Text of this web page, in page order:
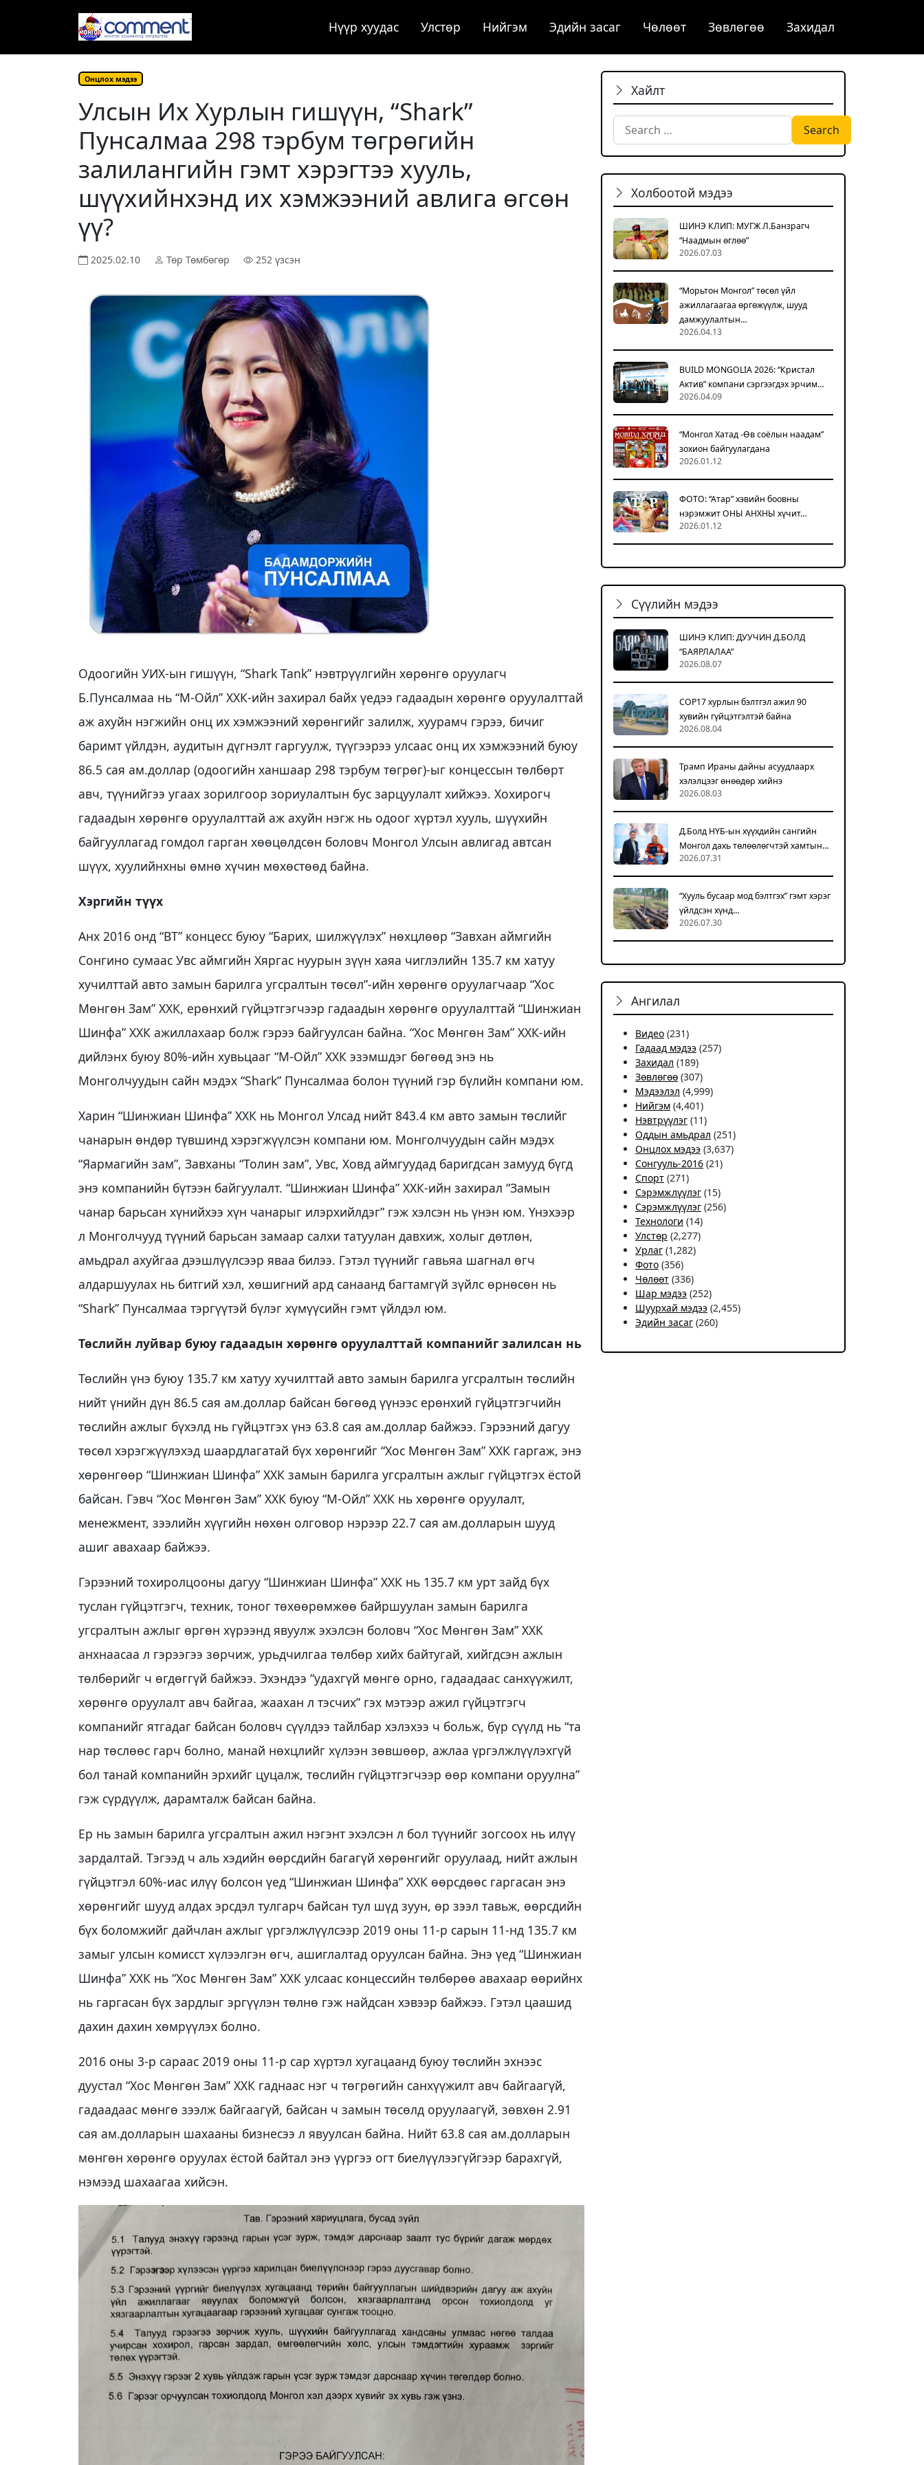
Нүүр хуудас Улстөр Нийгэм Эдийн засаг Чѳлѳѳт Зөвлөгөө Захидал
Онцлох мэдээ
Улсын Их Хурлын гишүүн, “Shark”
Пунсалмаа 298 тэрбум төгрөгийн
залилангийн гэмт хэрэгтээ хууль,
шүүхийнхэнд их хэмжээний авлига өгсөн
үү?
2025.02.10 Төр Төмбөгөр 252 үзсэн
Одоогийн УИХ-ын гишүүн, “Shark Tank” нэвтрүүлгийн хөрөнгө оруулагч
Б.Пунсалмаа нь “М-Ойл” ХХК-ийн захирал байх үедээ гадаадын хөрөнгө оруулалттай
аж ахуйн нэгжийн онц их хэмжээний хөрөнгийг залилж, хуурамч гэрээ, бичиг
баримт үйлдэн, аудитын дүгнэлт гаргуулж, түүгээрээ улсаас онц их хэмжээний буюу
86.5 сая ам.доллар (одоогийн ханшаар 298 тэрбум төгрөг)-ыг концессын төлбөрт
авч, түүнийгээ угаах зорилгоор зориулалтын бус зарцуулалт хийжээ. Хохирогч
гадаадын хөрөнгө оруулалттай аж ахуйн нэгж нь одоог хүртэл хууль, шүүхийн
байгууллагад гомдол гарган хөөцөлдсөн боловч Монгол Улсын авлигад автсан
шүүх, хуулийнхны өмнө хүчин мөхөстөөд байна.
Хэргийн түүх
Анх 2016 онд “ВТ” концесс буюу “Барих, шилжүүлэх” нөхцлөөр “Завхан аймгийн
Сонгино сумаас Увс аймгийн Хяргас нуурын зүүн хаяа чиглэлийн 135.7 км хатуу
хучилттай авто замын барилга угсралтын төсөл”-ийн хөрөнгө оруулагчаар “Хос
Мөнгөн Зам” ХХК, ерөнхий гүйцэтгэгчээр гадаадын хөрөнгө оруулалттай “Шинжиан
Шинфа” ХХК ажиллахаар болж гэрээ байгуулсан байна. “Хос Мөнгөн Зам” ХХК-ийн
дийлэнх буюу 80%-ийн хувьцааг “М-Ойл” ХХК эзэмшдэг бөгөөд энэ нь
Монголчуудын сайн мэдэх “Shark” Пунсалмаа болон түүний гэр бүлийн компани юм.
Харин “Шинжиан Шинфа” ХХК нь Монгол Улсад нийт 843.4 км авто замын төслийг
чанарын өндөр түвшинд хэрэгжүүлсэн компани юм. Монголчуудын сайн мэдэх
“Яармагийн зам”, Завханы “Толин зам”, Увс, Ховд аймгуудад баригдсан замууд бүгд
энэ компанийн бүтээн байгуулалт. “Шинжиан Шинфа” ХХК-ийн захирал “Замын
чанар барьсан хүнийхээ хүн чанарыг илэрхийлдэг” гэж хэлсэн нь үнэн юм. Үнэхээр
л Монголчууд түүний барьсан замаар салхи татуулан давхиж, холыг дөтлөн,
амьдрал ахуйгаа дээшлүүлсээр яваа билээ. Гэтэл түүнийг гавьяа шагнал өгч
алдаршуулах нь битгий хэл, хөшигний ард санаанд багтамгүй зүйлс өрнөсөн нь
“Shark” Пунсалмаа тэргүүтэй бүлэг хүмүүсийн гэмт үйлдэл юм.
Төслийн луйвар буюу гадаадын хөрөнгө оруулалттай компанийг залилсан нь
Төслийн үнэ буюу 135.7 км хатуу хучилттай авто замын барилга угсралтын төслийн
нийт үнийн дүн 86.5 сая ам.доллар байсан бөгөөд үүнээс ерөнхий гүйцэтгэгчийн
төслийн ажлыг бүхэлд нь гүйцэтгэх үнэ 63.8 сая ам.доллар байжээ. Гэрээний дагуу
төсөл хэрэгжүүлэхэд шаардлагатай бүх хөрөнгийг “Хос Мөнгөн Зам” ХХК гаргаж, энэ
хөрөнгөөр “Шинжиан Шинфа” ХХК замын барилга угсралтын ажлыг гүйцэтгэх ёстой
байсан. Гэвч “Хос Мөнгөн Зам” ХХК буюу “М-Ойл” ХХК нь хөрөнгө оруулалт,
менежмент, зээлийн хүүгийн нөхөн олговор нэрээр 22.7 сая ам.долларын шууд
ашиг авахаар байжээ.
Гэрээний тохиролцооны дагуу “Шинжиан Шинфа” ХХК нь 135.7 км урт зайд бүх
туслан гүйцэтгэгч, техник, тоног төхөөрөмжөө байршуулан замын барилга
угсралтын ажлыг өргөн хүрээнд явуулж эхэлсэн боловч “Хос Мөнгөн Зам” ХХК
анхнаасаа л гэрээгээ зөрчиж, урьдчилгаа төлбөр хийх байтугай, хийгдсэн ажлын
төлбөрийг ч өгдөггүй байжээ. Эхэндээ “удахгүй мөнгө орно, гадаадаас санхүүжилт,
хөрөнгө оруулалт авч байгаа, жаахан л тэсчих” гэх мэтээр ажил гүйцэтгэгч
компанийг ятгадаг байсан боловч сүүлдээ тайлбар хэлэхээ ч больж, бүр сүүлд нь “та
нар төслөөс гарч болно, манай нөхцлийг хүлээн зөвшөөр, ажлаа үргэлжлүүлэхгүй
бол танай компанийн эрхийг цуцалж, төслийн гүйцэтгэгчээр өөр компани оруулна”
гэж сүрдүүлж, дарамталж байсан байна.
Ер нь замын барилга угсралтын ажил нэгэнт эхэлсэн л бол түүнийг зогсоох нь илүү
зардалтай. Тэгээд ч аль хэдийн өөрсдийн багагүй хөрөнгийг оруулаад, нийт ажлын
гүйцэтгэл 60%-иас илүү болсон үед “Шинжиан Шинфа” ХХК өөрсдөөс гаргасан энэ
хөрөнгийг шууд алдах эрсдэл тулгарч байсан тул шүд зуун, өр зээл тавьж, өөрсдийн
бүх боломжийг дайчлан ажлыг үргэлжлүүлсээр 2019 оны 11-р сарын 11-нд 135.7 км
замыг улсын комисст хүлээлгэн өгч, ашиглалтад оруулсан байна. Энэ үед “Шинжиан
Шинфа” ХХК нь “Хос Мөнгөн Зам” ХХК улсаас концессийн төлбөрөө авахаар өөрийнх
нь гаргасан бүх зардлыг эргүүлэн төлнө гэж найдсан хэвээр байжээ. Гэтэл цаашид
дахин дахин хөмрүүлэх болно.
2016 оны 3-р сараас 2019 оны 11-р сар хүртэл хугацаанд буюу төслийн эхнээс
дуустал “Хос Мөнгөн Зам” ХХК гаднаас нэг ч төгрөгийн санхүүжилт авч байгаагүй,
гадаадаас мөнгө зээлж байгаагүй, байсан ч замын төсөлд оруулаагүй, зөвхөн 2.91
сая ам.долларын шахааны бизнесээ л явуулсан байна. Нийт 63.8 сая ам.долларын
мөнгөн хөрөнгө оруулах ёстой байтал энэ үүргээ огт биелүүлээгүйгээр барахгүй,
нэмээд шахаагаа хийсэн.
Хайлт
Search for:
Холбоотой мэдээ
ШИНЭ КЛИП: МУГЖ Л.Банзрагч
“Наадмын өглөө”
2026.07.03
“Морьтон Монгол” төсөл үйл
ажиллагаагаа өргөжүүлж, шууд
дамжуулалтын…
2026.04.13
BUILD MONGOLIA 2026: “Кристал
Актив” компани сэргээгдэх эрчим…
2026.04.09
“Монгол Хатад -Өв соёлын наадам”
зохион байгуулагдана
2026.01.12
ФОТО: “Атар” хэвийн боовны
нэрэмжит ОНЫ АНХНЫ хүчит…
2026.01.12
Сүүлийн мэдээ
ШИНЭ КЛИП: ДУУЧИН Д.БОЛД
“БАЯРЛАЛАА”
2026.08.07
COP17 хурлын бэлтгэл ажил 90
хувийн гүйцэтгэлтэй байна
2026.08.04
Трамп Ираны дайны асуудлаарх
хэлэлцээг өнөөдөр хийнэ
2026.08.03
Д.Болд НҮБ-ын хүүхдийн сангийн
Монгол дахь төлөөлөгчтэй хамтын…
2026.07.31
“Хууль бусаар мод бэлтгэх” гэмт хэрэг
үйлдсэн хүнд…
2026.07.30
Ангилал
Видео (231)
Гадаад мэдээ (257)
Захидал (189)
Зөвлөгөө (307)
Мэдээлэл (4,999)
Нийгэм (4,401)
Нэвтрүүлэг (11)
Оддын амьдрал (251)
Онцлох мэдээ (3,637)
Сонгууль-2016 (21)
Спорт (271)
Сэрэмжлүүлэг (15)
Сэрэмжлүүлэг (256)
Технологи (14)
Улстөр (2,277)
Урлаг (1,282)
Фото (356)
Чѳлѳѳт (336)
Шар мэдээ (252)
Шуурхай мэдээ (2,455)
Эдийн засаг (260)